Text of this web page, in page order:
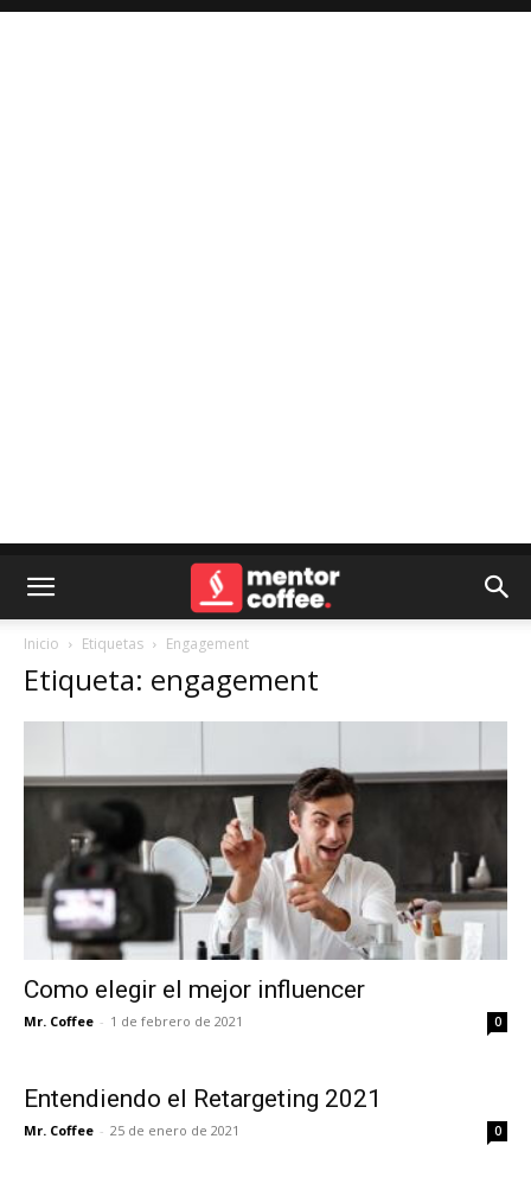
Inicio Etiquetas Engagement
Etiqueta: engagement
Como elegir el mejor influencer
Mr. Coffee - 1 de febrero de 2021 0
Entendiendo el Retargeting 2021
Mr. Coffee - 25 de enero de 2021 0